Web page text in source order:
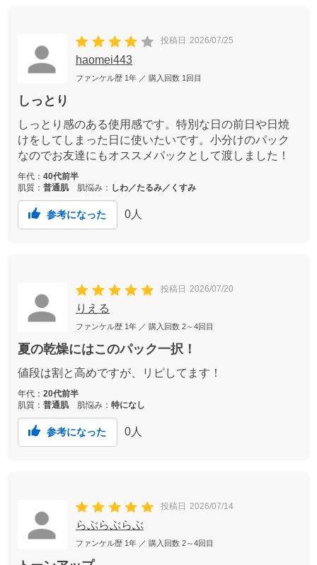
投稿日 2026/07/25
haomei443
ファンケル歴 1年 ／ 購入回数 1回目
しっとり
しっとり感のある使用感です。特別な日の前日や日焼
けをしてしまった日に使いたいです。小分けのパック
なのでお友達にもオススメパックとして渡しました！
年代： 40代前半
肌質： 普通肌 肌悩み： しわ／たるみ／くすみ
参考になった 0 人
投稿日 2026/07/20
りえる
ファンケル歴 1年 ／ 購入回数 2～4回目
夏の乾燥にはこのパック一択！
値段は割と高めですが、リピしてます！
年代： 20代前半
肌質： 普通肌 肌悩み： 特になし
参考になった 0 人
投稿日 2026/07/14
らぶらぶらぶ
ファンケル歴 1年 ／ 購入回数 2～4回目